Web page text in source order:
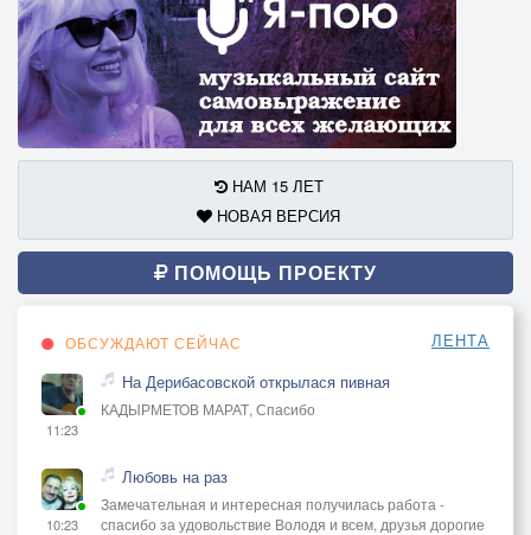
НАМ 15 ЛЕТ
НОВАЯ ВЕРСИЯ
ПОМОЩЬ ПРОЕКТУ
ОБСУЖДАЮТ СЕЙЧАС ЛЕНТА
11:23
На Дерибасовской открылася пивная
КАДЫРМЕТОВ МАРАТ, Спасибо
10:23
Любовь на раз
Замечательная и интересная получилась работа -
спасибо за удовольствие Володя и всем, друзья дорогие